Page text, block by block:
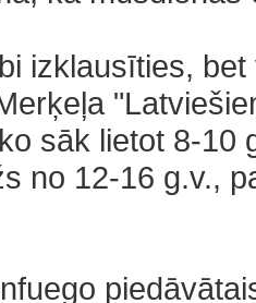
izklausīties,
sāk lietot 8-10
no 12-16 g.v.,